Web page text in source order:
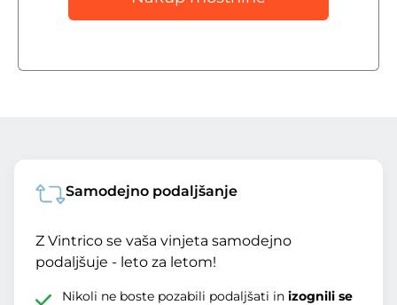
Samodejno podaljšanje
Z Vintrico se vaša vinjeta samodejno
podaljšuje - leto za letom!
Nikoli ne boste pozabili podaljšati inizognili se